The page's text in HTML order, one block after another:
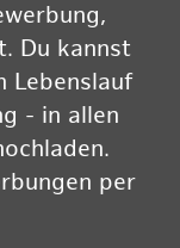
Du kannst
Lebenslauf
- in allen
per